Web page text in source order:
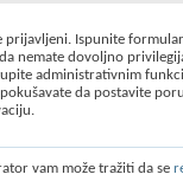
prijavljeni. Ispunite
nemate dovoljno
administrativnim
da postavite
vam može tražiti da se